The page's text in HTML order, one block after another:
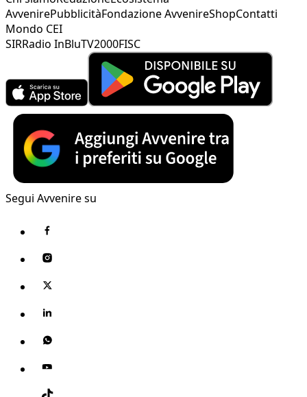
AvvenirePubblicitàFondazione AvvenireShopContatti
Mondo CEI
SIRRadio InBluTV2000FISC
Segui Avvenire su